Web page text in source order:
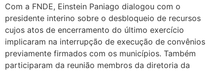
Com a FNDE, Einstein Paniago dialogou com o
presidente interino sobre o desbloqueio de recursos
cujos atos de encerramento do último exercício
implicaram na interrupção de execução de convênios
previamente firmados com os municípios. Também
participaram da reunião membros da diretoria da